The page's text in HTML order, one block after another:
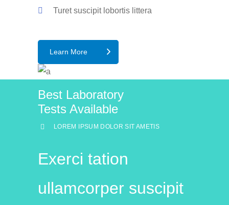
Turet suscipit lobortis littera
Learn More
Best Laboratory
Tests Available
LOREM IPSUM DOLOR SIT AMETIS
Exerci tation
ullamcorper suscipit